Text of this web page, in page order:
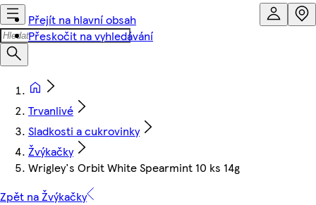
Přejít na hlavní obsah
Přeskočit na vyhledávání
Trvanlivé
Sladkosti a cukrovinky
Žvýkačky
Wrigley's Orbit White Spearmint 10 ks 14g
Zpět na Žvýkačky